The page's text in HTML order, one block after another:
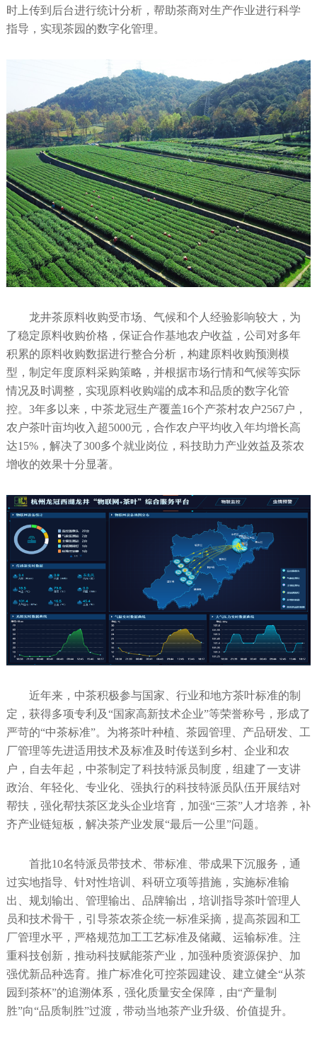
时上传到后台进行统计分析，帮助茶商对生产作业进行科学
指导，实现茶园的数字化管理。
龙井茶原料收购受市场、气候和个人经验影响较大，为
了稳定原料收购价格，保证合作基地农户收益，公司对多年
积累的原料收购数据进行整合分析，构建原料收购预测模
型，制定年度原料采购策略，并根据市场行情和气候等实际
情况及时调整，实现原料收购端的成本和品质的数字化管
控。3年多以来，中茶龙冠生产覆盖16个产茶村农户2567户，
农户茶叶亩均收入超5000元，合作农户平均收入年均增长高
达15%，解决了300多个就业岗位，科技助力产业效益及茶农
增收的效果十分显著。
近年来，中茶积极参与国家、行业和地方茶叶标准的制
定，获得多项专利及“国家高新技术企业”等荣誉称号，形成了
严苛的“中茶标准”。为将茶叶种植、茶园管理、产品研发、工
厂管理等先进适用技术及标准及时传送到乡村、企业和农
户，自去年起，中茶制定了科技特派员制度，组建了一支讲
政治、年轻化、专业化、强执行的科技特派员队伍开展结对
帮扶，强化帮扶茶区龙头企业培育，加强“三茶”人才培养，补
齐产业链短板，解决茶产业发展“最后一公里”问题。
首批10名特派员带技术、带标准、带成果下沉服务，通
过实地指导、针对性培训、科研立项等措施，实施标准输
出、规划输出、管理输出、品牌输出，培训指导茶叶管理人
员和技术骨干，引导茶农茶企统一标准采摘，提高茶园和工
厂管理水平，严格规范加工工艺标准及储藏、运输标准。注
重科技创新，推动科技赋能茶产业，加强种质资源保护、加
强优新品种选育。推广标准化可控茶园建设、建立健全“从茶
园到茶杯”的追溯体系，强化质量安全保障，由“产量制
胜”向“品质制胜”过渡，带动当地茶产业升级、价值提升。